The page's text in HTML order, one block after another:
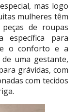
mas logo
mulheres têm
de roupas
específica para
o conforto e a
uma gestante,
grávidas, com
com tecidos